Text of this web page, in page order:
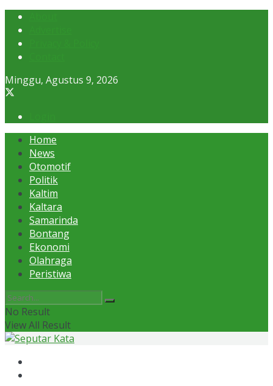
Minggu, Agustus 9, 2026
Home
News
Otomotif
Politik
Kaltim
Kaltara
Samarinda
Bontang
Ekonomi
Olahraga
Peristiwa
No Result
View All Result